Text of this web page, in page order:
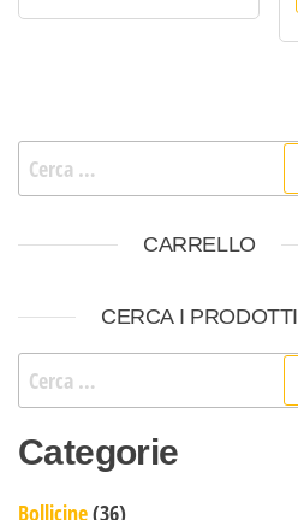
Ricerca per:
CARRELLO
CERCA I PRODOTTI
Ricerca per:
Categorie
Bollicine 3636 prodotti